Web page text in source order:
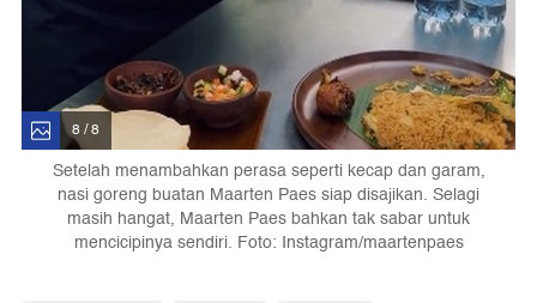
8 / 8
Setelah menambahkan perasa seperti kecap dan garam,
nasi goreng buatan Maarten Paes siap disajikan. Selagi
masih hangat, Maarten Paes bahkan tak sabar untuk
mencicipinya sendiri. Foto: Instagram/maartenpaes